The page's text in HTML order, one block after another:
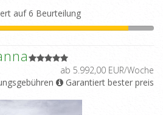
auf 6 Beurteilung
ab 5.992,00 EUR/Woche
Garantiert bester preis